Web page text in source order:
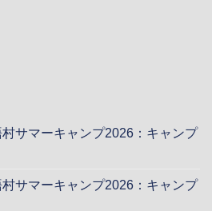
サマーキャンプ2026：キャンプ
サマーキャンプ2026：キャンプ